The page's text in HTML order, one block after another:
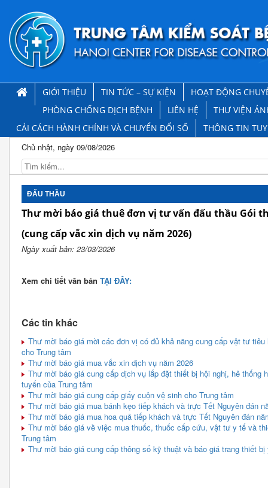
GIỚI THIỆU TIN TỨC – SỰ KIỆN
HOẠT ĐỘNG
PHÒNG CHỐNG DỊCH BỆNH
LIÊN HỆ
THƯ VIỆN
CẢI CÁCH HÀNH CHÍNH VÀ CHUYỂN ĐỔI SỐ
THÔNG TIN
Chủ nhật, ngày 09/08/2026
ĐẤU THẦU
Thư mời báo giá thuê đơn vị tư vấn đấu thầu Gói
(cung cấp vắc xin dịch vụ năm 2026)
Ngày xuất bản: 23/03/2026
Xem chi tiết văn bản TẠI ĐÂY:
Các tin khác
Thư mời báo giá mời các đơn vị có đủ khả năng cung cấp vật tư
cho Trung tâm
Thư mời báo giá mua vắc xin dịch vụ năm 2026
Thư mời báo giá cung cấp dịch vụ lắp đặt thiết bị hội nghị, hê
tuyến của Trung tâm
Thư mời báo giá cung cấp giấy cuộn vệ sinh cho Trung tâm
Thư mời báo giá mua bánh kẹo tiếp khách và trực Tết Nguyên đán
Thư mời báo giá mua hoa quả tiếp khách và trực Tết Nguyên đán
Thư mời báo giá về việc mua thuốc, thuốc cấp cứu, vật tư y tế và
Trung tâm
Thư mời báo giá cung cấp thông số kỹ thuật và báo giá trang thiết bị